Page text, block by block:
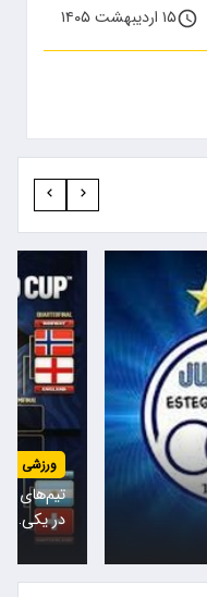
۱۵ اردیبهشت ۱۴۰۵
ورزشی
تیم‌های
در یکی…